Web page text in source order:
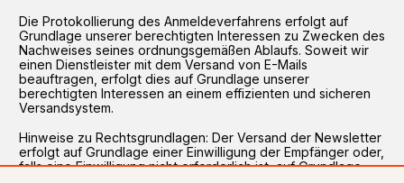
Die Protokollierung des Anmeldeverfahrens erfolgt auf
Grundlage unserer berechtigten Interessen zu Zwecken des
Nachweises seines ordnungsgemäßen Ablaufs. Soweit wir
einen Dienstleister mit dem Versand von E-Mails
beauftragen, erfolgt dies auf Grundlage unserer
berechtigten Interessen an einem effizienten und sicheren
Versandsystem.
Hinweise zu Rechtsgrundlagen: Der Versand der Newsletter
erfolgt auf Grundlage einer Einwilligung der Empfänger oder,
falls eine Einwilligung nicht erforderlich ist, auf Grundlage